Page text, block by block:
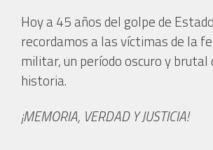
Hoy a 45 años del golpe de
recordamos a las víctimas de la
militar, un período oscuro y
historia.
¡MEMORIA, VERDAD Y JUSTICIA!